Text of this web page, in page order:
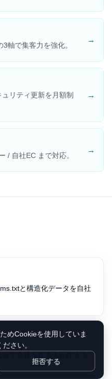
軸で集客力を強化。
→
リティ更新を月額制
→
/ 自社EC まで対応。
→
と構造化データを自社
で会社を作る人が使える
めCookieを使用していま
さい。
拒否する